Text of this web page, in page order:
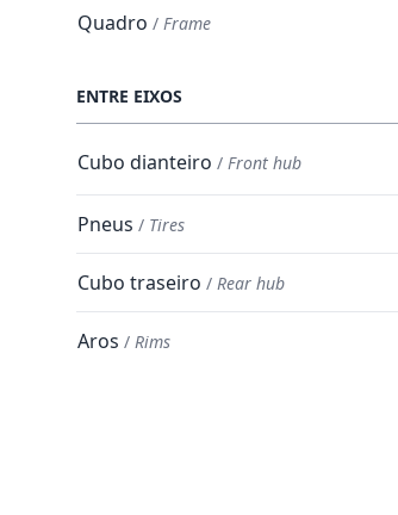
Quadro / Frame
ENTRE EIXOS
Cubo dianteiro / Front hub
Pneus / Tires
Cubo traseiro / Rear hub
Aros / Rims